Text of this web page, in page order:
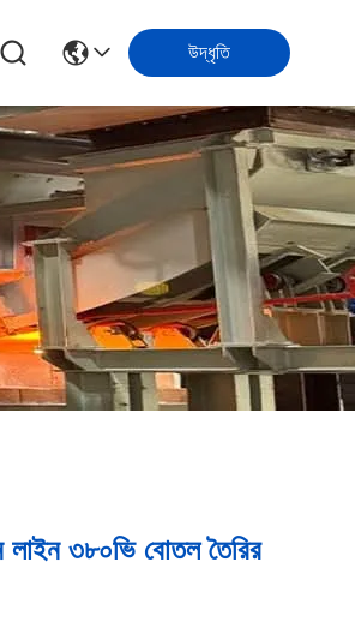
উদ্ধৃতি
লাইন ৩৮০ভি বোতল তৈরির